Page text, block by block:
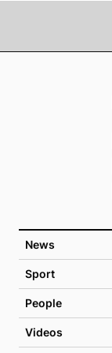
News
Sport
People
Videos